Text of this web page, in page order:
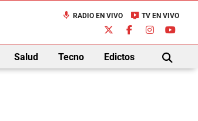
mic RADIO EN VIVO live_tv TV EN VIVO
Salud Tecno Edictos
BUSCAR